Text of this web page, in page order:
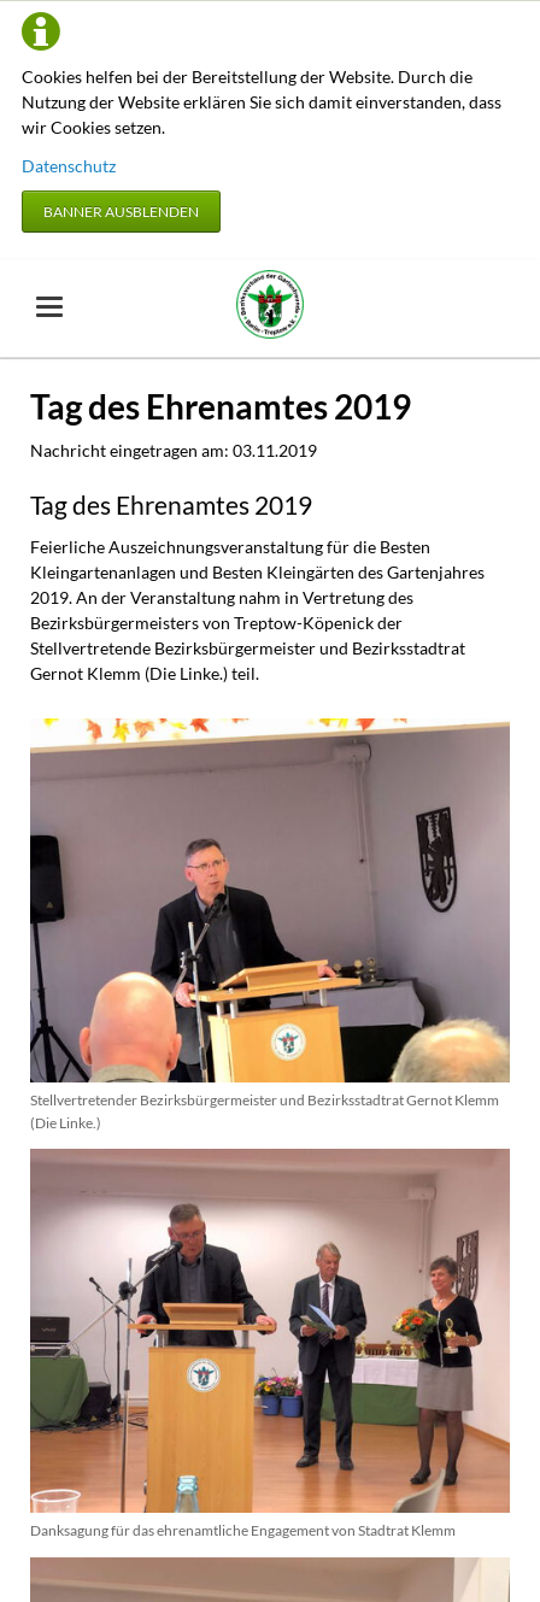
Cookies helfen bei der Bereitstellung der Website. Durch die
Nutzung der Website erklären Sie sich damit einverstanden, dass
wir Cookies setzen.
Datenschutz
BANNER AUSBLENDEN
Tag des Ehrenamtes 2019
Nachricht eingetragen am: 03.11.2019
Tag des Ehrenamtes 2019
Feierliche Auszeichnungsveranstaltung für die Besten
Kleingartenanlagen und Besten Kleingärten des Gartenjahres
2019. An der Veranstaltung nahm in Vertretung des
Bezirksbürgermeisters von Treptow-Köpenick der
Stellvertretende Bezirksbürgermeister und Bezirksstadtrat
Gernot Klemm (Die Linke.) teil.
Stellvertretender Bezirksbürgermeister und Bezirksstadtrat Gernot Klemm
(Die Linke.)
Danksagung für das ehrenamtliche Engagement von Stadtrat Klemm